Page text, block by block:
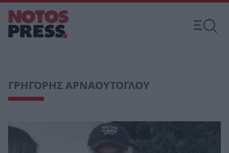
ΓΡΗΓΟΡΗΣ ΑΡΝΑΟΥΤΟΓΛΟΥ